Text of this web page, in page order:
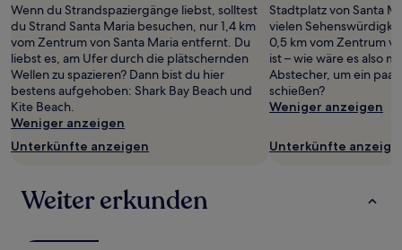
2 Erwachsenen
gefunden
wurde.
Preise
und
Verfügbarkeiten
können
sich
ändern.
zusätzliche
Bedingungen
Wenn du Strandspaziergänge liebst, solltest
du Strand Santa Maria besuchen, nur 1,4 km
vom Zentrum von Santa Maria entfernt. Du
liebst es, am Ufer durch die plätschernden
Wellen zu spazieren? Dann bist du hier
bestens aufgehoben: Shark Bay Beach und
Kite Beach.
Weniger anzeigen
Unterkünfte anzeigen
Stadtplatz von Santa
vielen
0,5 km vom Zentrum
ist – wie wäre es also
Abstecher, um ein
schießen?
Weniger anzeigen
Unterkünfte
Weiter erkunden